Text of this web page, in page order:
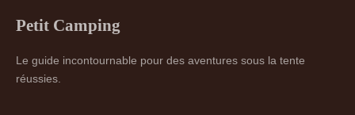
Petit Camping
Le guide incontournable pour des aventures sous la tente
réussies.